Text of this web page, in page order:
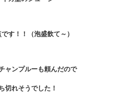
す！！（泡盛飲て～）
ャンプルーも頼んだので
切れそうでした！